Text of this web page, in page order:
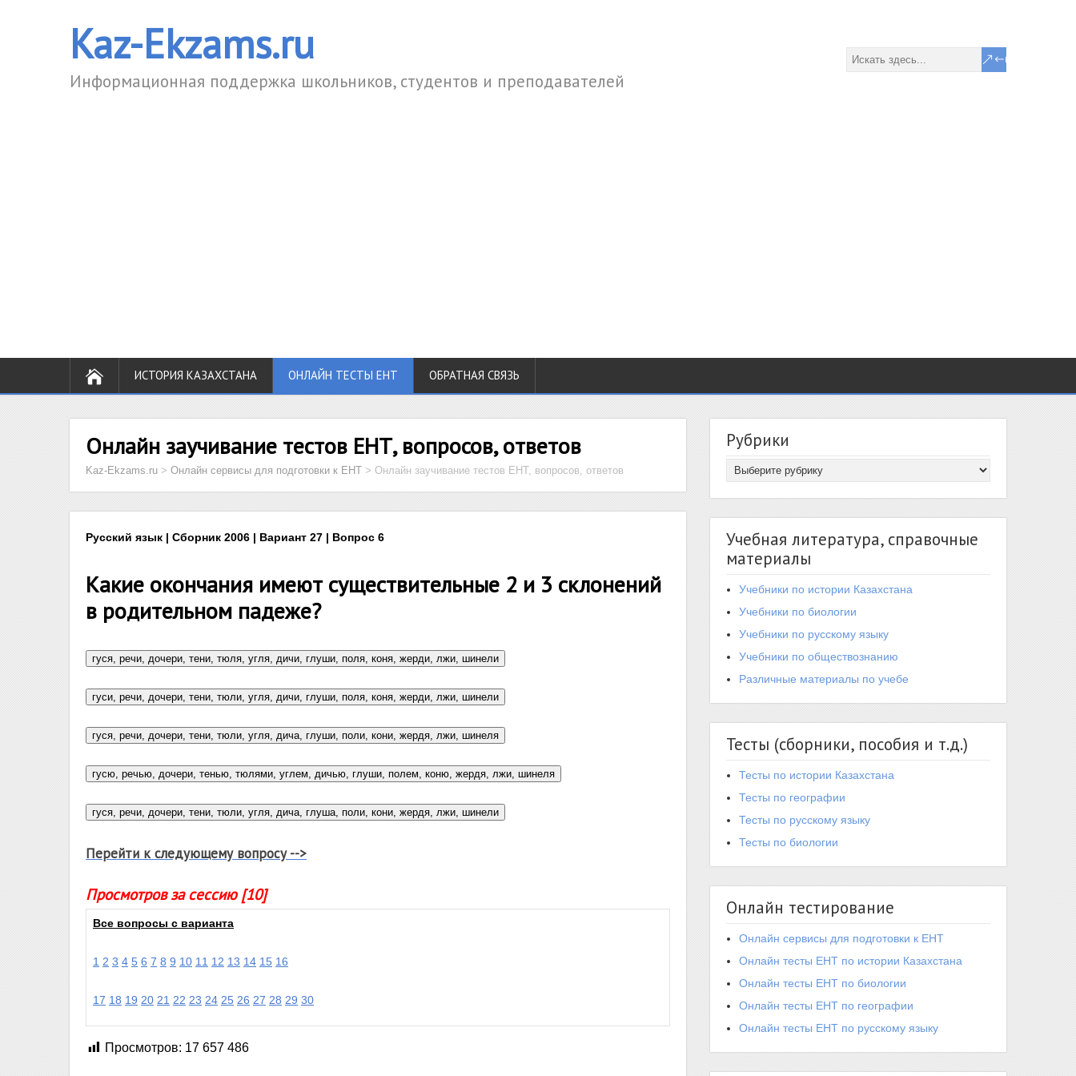
Kaz-Ekzams.ru
Информационная поддержка школьников, студентов и преподавателей
ИСТОРИЯ КАЗАХСТАНА ОНЛАЙН ТЕСТЫ ЕНТ ОБРАТНАЯ СВЯЗЬ
Онлайн заучивание тестов ЕНТ, вопросов, ответов
Kaz-Ekzams.ru > Онлайн сервисы для подготовки к ЕНТ > Онлайн заучивание тестов ЕНТ, вопросов, ответов
Русский язык | Сборник 2006 | Вариант 27 | Вопрос 6
Какие окончания имеют существительные 2 и 3 склонений
в родительном падеже?
Перейти к следующему вопросу -->
Просмотров за сессию [10]
Все вопросы с варианта
1 2 3 4 5 6 7 8 9 10 11 12 13 14 15 16
17 18 19 20 21 22 23 24 25 26 27 28 29 30
Просмотров: 17 657 486
Рубрики
Учебная литература, справочные
материалы
Учебники по истории Казахстана
Учебники по биологии
Учебники по русскому языку
Учебники по обществознанию
Различные материалы по учебе
Тесты (сборники, пособия и т.д.)
Тесты по истории Казахстана
Тесты по географии
Тесты по русскому языку
Тесты по биологии
Онлайн тестирование
Онлайн сервисы для подготовки к ЕНТ
Онлайн тесты ЕНТ по истории Казахстана
Онлайн тесты ЕНТ по биологии
Онлайн тесты ЕНТ по географии
Онлайн тесты ЕНТ по русскому языку